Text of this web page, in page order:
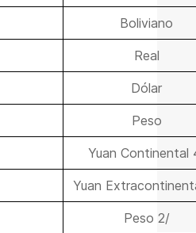
Boliviano
Real
Dólar
Peso
Yuan Continental
Yuan
Peso 2/